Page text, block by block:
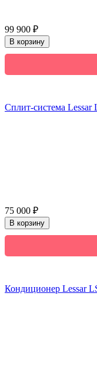
99 900 ₽
В корзину
Сплит-система
75 000 ₽
В корзину
Кондиционер Lessar